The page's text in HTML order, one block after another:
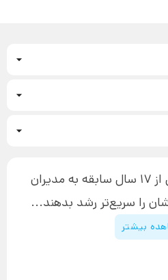
سازی
سایت مدیرسبز با بیش از 17 سال سابقه به مدیران
را سریع‌تر رشد بدهند...
بیشتر